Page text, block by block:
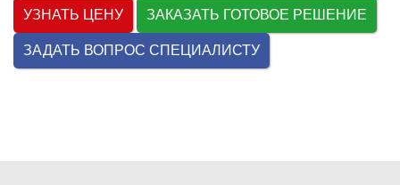
УЗНАТЬ ЦЕНУ ЗАКАЗАТЬ ГОТОВОЕ РЕШЕНИЕ
ЗАДАТЬ ВОПРОС СПЕЦИАЛИСТУ